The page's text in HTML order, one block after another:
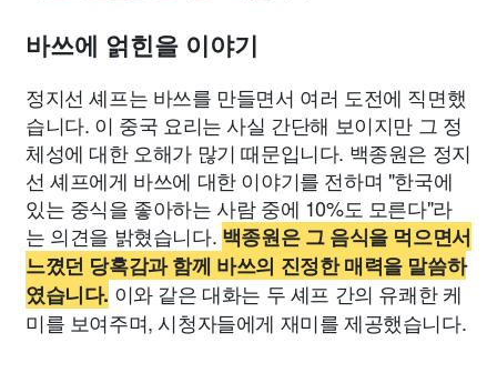
바쓰에 얽힌을 이야기
정지선 셰프는 바쓰를 만들면서 여러 도전에 직면했
습니다. 이 중국 요리는 사실 간단해 보이지만 그 정
체성에 대한 오해가 많기 때문입니다. 백종원은 정지
선 셰프에게 바쓰에 대한 이야기를 전하며 "한국에
있는 중식을 좋아하는 사람 중에 10%도 모른다"라
는 의견을 밝혔습니다. 백종원은 그 음식을 먹으면서
느꼈던 당혹감과 함께 바쓰의 진정한 매력을 말씀하
였습니다. 이와 같은 대화는 두 셰프 간의 유쾌한 케
미를 보여주며, 시청자들에게 재미를 제공했습니다.